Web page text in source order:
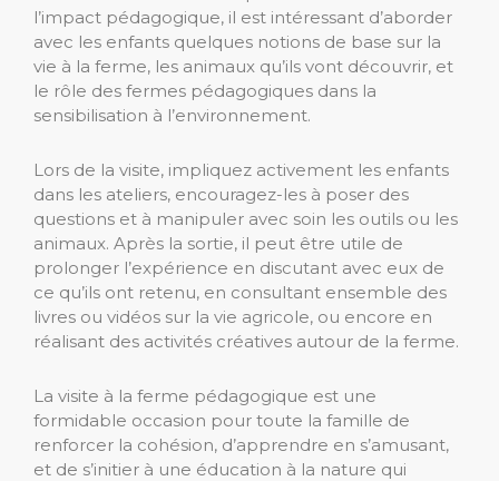
l’impact pédagogique, il est intéressant d’aborder
avec les enfants quelques notions de base sur la
vie à la ferme, les animaux qu’ils vont découvrir, et
le rôle des fermes pédagogiques dans la
sensibilisation à l’environnement.
Lors de la visite, impliquez activement les enfants
dans les ateliers, encouragez-les à poser des
questions et à manipuler avec soin les outils ou les
animaux. Après la sortie, il peut être utile de
prolonger l’expérience en discutant avec eux de
ce qu’ils ont retenu, en consultant ensemble des
livres ou vidéos sur la vie agricole, ou encore en
réalisant des activités créatives autour de la ferme.
La visite à la ferme pédagogique est une
formidable occasion pour toute la famille de
renforcer la cohésion, d’apprendre en s’amusant,
et de s’initier à une éducation à la nature qui